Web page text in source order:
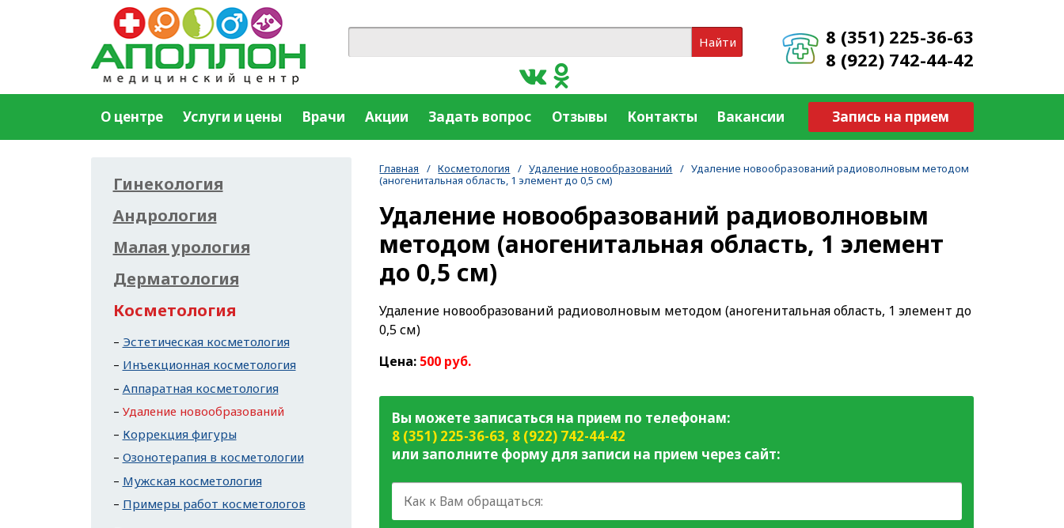
8 (351) 225-36-63
8 (922) 742-44-42
Найти
Запись на прием
О центре Услуги и цены Врачи Акции Задать вопрос Отзывы Контакты Вакансии
Главная / Косметология / Удаление новообразований / Удаление новообразований радиоволновым методом
(аногенитальная область, 1 элемент до 0,5 см)
Удаление новообразований радиоволновым
методом (аногенитальная область, 1 элемент
до 0,5 см)
Удаление новообразований радиоволновым методом (аногенитальная область, 1 элемент до
0,5 см)
Цена: 500 руб.
Вы можете записаться на прием по телефонам:
8 (351) 225-36-63, 8 (922) 742-44-42
или заполните форму для записи на прием через сайт:
Гинекология
Андрология
Малая урология
Дерматология
Косметология
Эстетическая косметология
Инъекционная косметология
Аппаратная косметология
Удаление новообразований
Коррекция фигуры
Озонотерапия в косметологии
Мужская косметология
Примеры работ косметологов